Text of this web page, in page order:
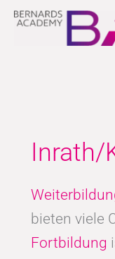
Zum
Inhalt
Inrath/
bieten viele
Fortbildung